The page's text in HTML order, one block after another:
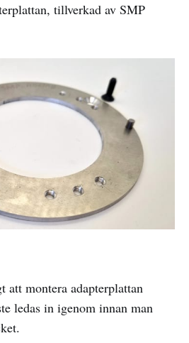
tillverkad av SMP
montera adapterplattan
ledas in igenom innan man